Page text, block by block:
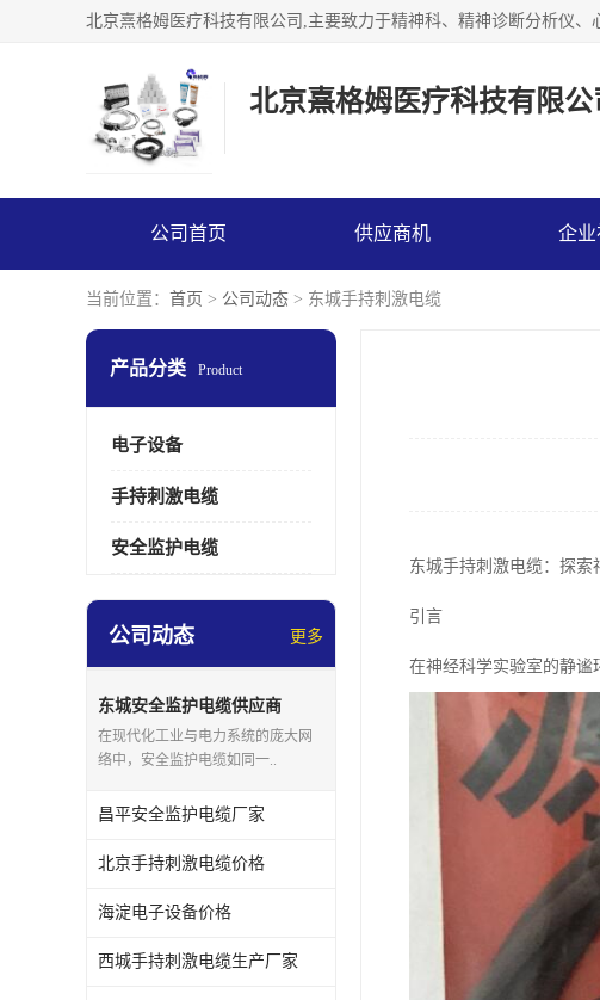
北京熹格姆医疗科技有限公
公司首页 供应商机 企业
当前位置： 首页 > 公司动态 > 东城手持刺激电缆
产品分类 Product
电子设备
手持刺激电缆
安全监护电缆
公司动态 更多
东城安全监护电缆供应商
在现代化工业与电力系统的庞大网
络中，安全监护电缆如同一..
昌平安全监护电缆厂家
北京手持刺激电缆价格
海淀电子设备价格
西城手持刺激电缆生产厂家
东城手持刺激电缆：探索
引言
在神经科学实验室的静谧